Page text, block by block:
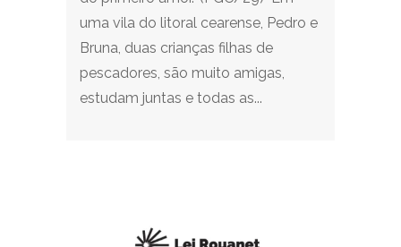
uma vila do litoral cearense, Pedro e
Bruna, duas crianças filhas de
pescadores, são muito amigas,
estudam juntas e todas as...